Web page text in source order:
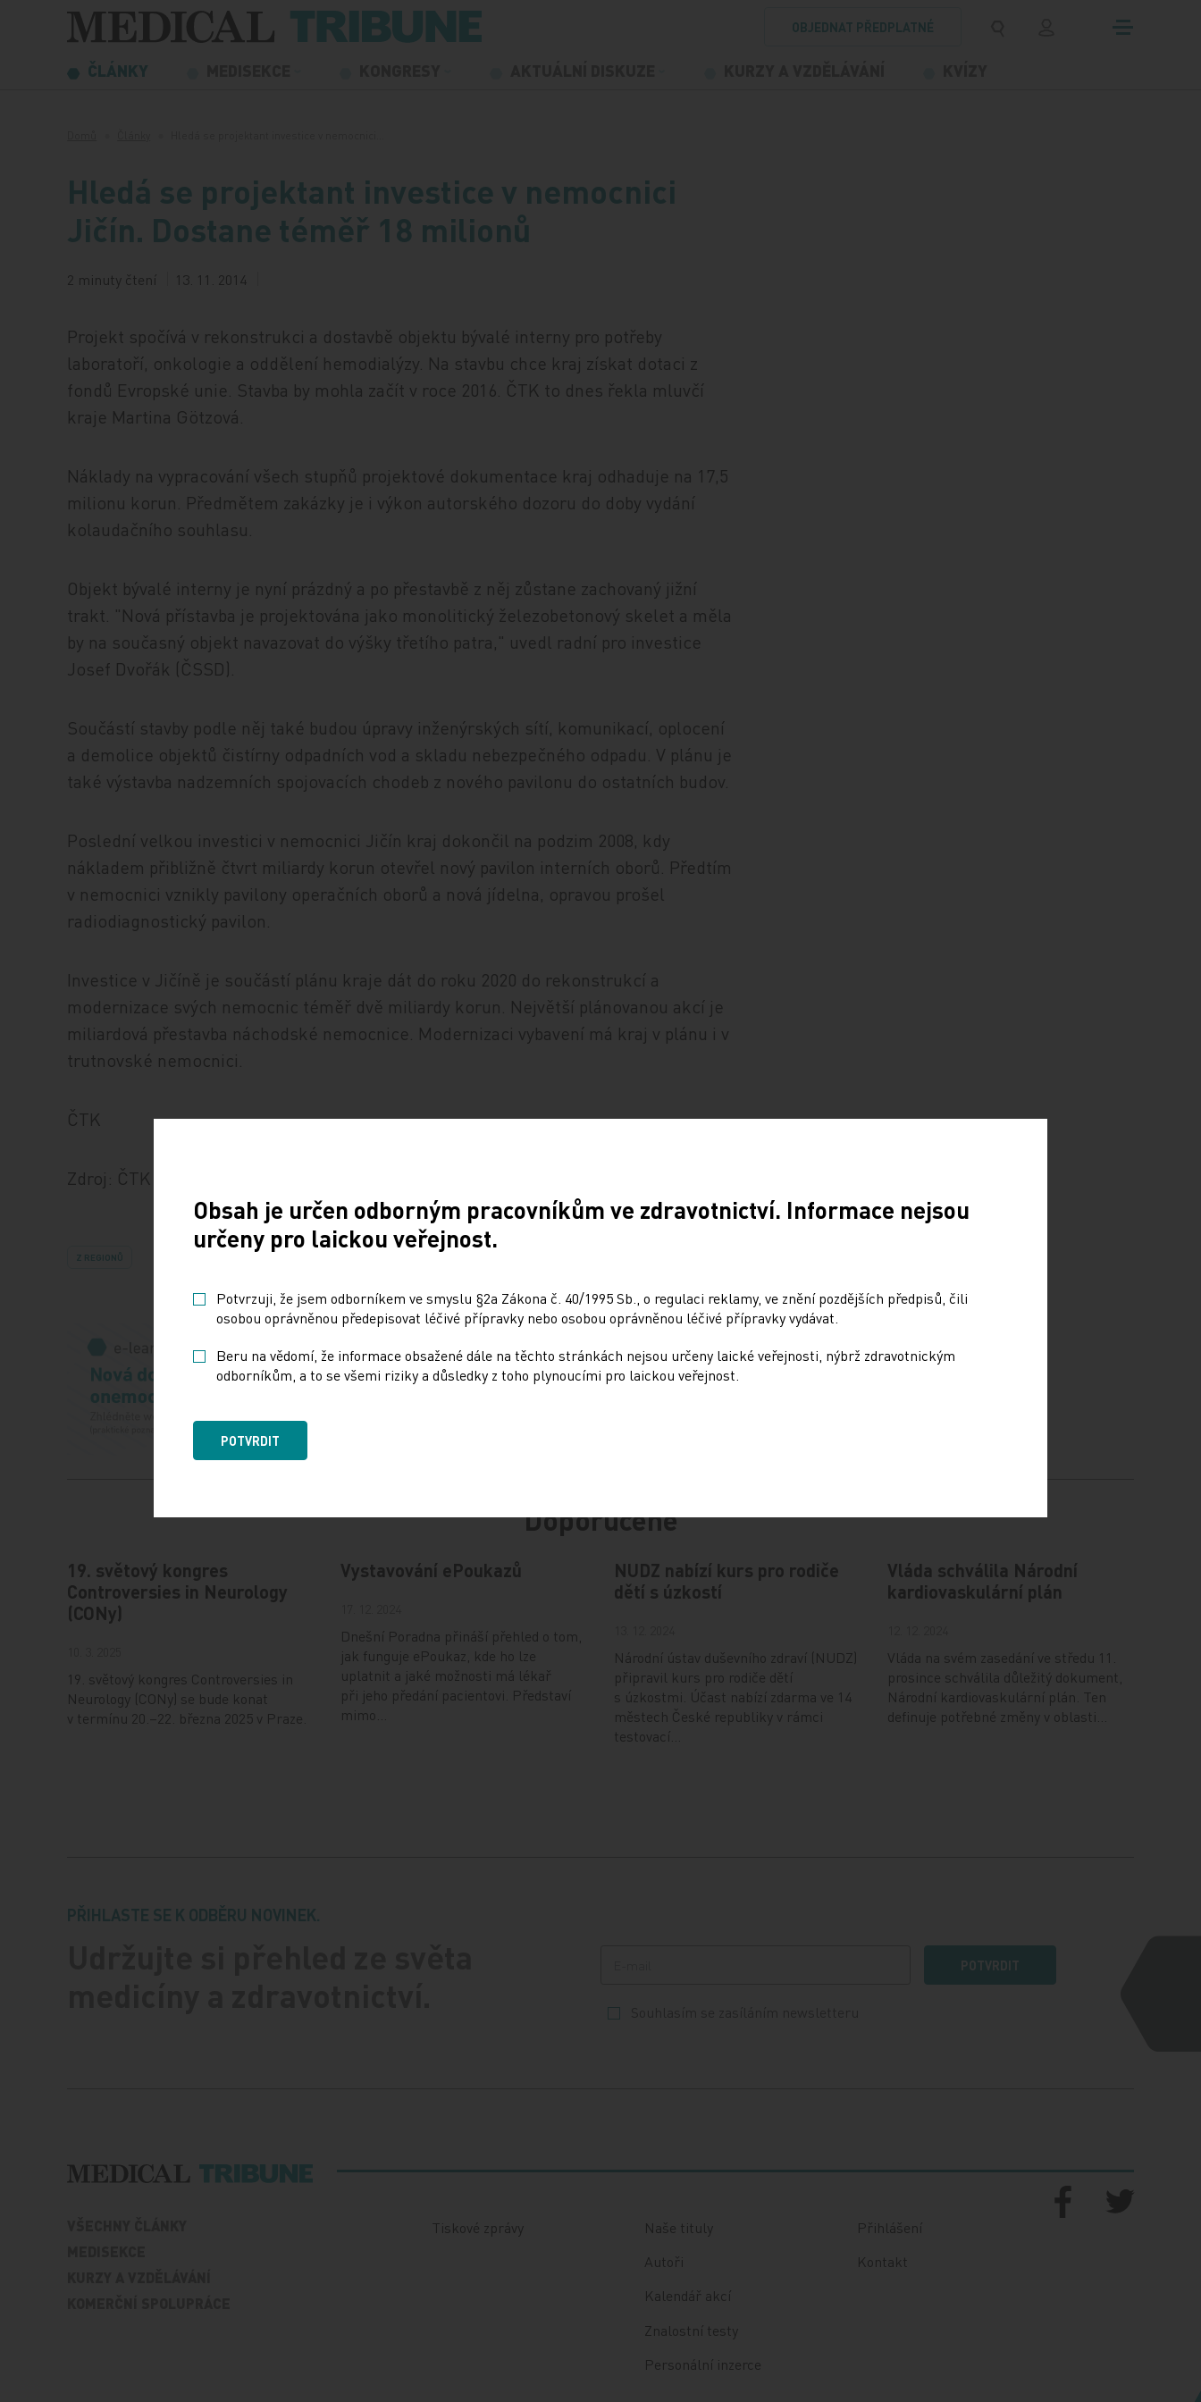
Přeskočit na obsah
OBJEDNAT PŘEDPLATNÉ
ČLÁNKY
Hledá se projektant investice v nemocnici
Jičín. Dostane téměř 18 milionů
2 minuty čtení 13. 11. 2014
Projekt spočívá v rekonstrukci a dostavbě objektu bývalé interny pro potřeby
laboratoří, onkologie a oddělení hemodialýzy. Na stavbu chce kraj získat dotaci z
fondů Evropské unie. Stavba by mohla začít v roce 2016. ČTK to dnes řekla mluvčí
kraje Martina Götzová.
Náklady na vypracování všech stupňů projektové dokumentace kraj odhaduje na 17,5
milionu korun. Předmětem zakázky je i výkon autorského dozoru do doby vydání
kolaudačního souhlasu.
Objekt bývalé interny je nyní prázdný a po přestavbě z něj zůstane zachovaný jižní
trakt. "Nová přístavba je projektována jako monolitický železobetonový skelet a měla
by na současný objekt navazovat do výšky třetího patra," uvedl radní pro investice
Josef Dvořák (ČSSD).
Součástí stavby podle něj také budou úpravy inženýrských sítí, komunikací, oplocení
a demolice objektů čistírny odpadních vod a skladu nebezpečného odpadu. V plánu je
také výstavba nadzemních spojovacích chodeb z nového pavilonu do ostatních budov.
Poslední velkou investici v nemocnici Jičín kraj dokončil na podzim 2008, kdy
nákladem přibližně čtvrt miliardy korun otevřel nový pavilon interních oborů. Předtím
v nemocnici vznikly pavilony operačních oborů a nová jídelna, opravou prošel
radiodiagnostický pavilon.
Investice v Jičíně je součástí plánu kraje dát do roku 2020 do rekonstrukcí a
modernizace svých nemocnic téměř dvě miliardy korun. Největší plánovanou akcí je
miliardová přestavba náchodské nemocnice. Modernizaci vybavení má kraj v plánu i v
trutnovské nemocnici.
ČTK
Zdroj: ČTK
Z REGIONŮ Sdílejte článek
Doporučené
19. světový kongres
Controversies in Neurology
(CONy)
19. světový kongres Controversies in
Neurology (CONy) se bude konat
v termínu 20.–22. března 2025 v Praze.
Vystavování ePoukazů
Dnešní Poradna přináší přehled o tom,
jak funguje ePoukaz, kde ho lze
uplatnit a jaké možnosti má lékař
při jeho předání pacientovi. Představí
mimo…
NUDZ nabízí kurs pro rodiče
dětí s úzkostí
Národní ústav duševního zdraví (NUDZ)
připravil kurs pro rodiče dětí
s úzkostmi. Účast nabízí zdarma ve 14
městech České republiky v rámci
testovací…
Vláda schválila Národní
kardiovaskulární plán
Vláda na svém zasedání ve středu 11.
prosince schválila důležitý dokument,
Národní kardiovaskulární plán. Ten
definuje potřebné změny v oblasti…
PŘIHLASTE SE K ODBĚRU NOVINEK.
POTVRDIT
Tiskové zprávy
Naše tituly
Autoři
Kalendář akcí
Znalostní testy
Personální inzerce
Přihlášení
Kontakt
Obsah je určen odborným pracovníkům ve zdravotnictví. Informace nejsou
určeny pro laickou veřejnost.
Potvrzuji, že jsem odborníkem ve smyslu §2a Zákona č. 40/1995 Sb., o regulaci reklamy, ve znění pozdějších předpisů, čili
osobou oprávněnou předepisovat léčivé přípravky nebo osobou oprávněnou léčivé přípravky vydávat.
Beru na vědomí, že informace obsažené dále na těchto stránkách nejsou určeny laické veřejnosti, nýbrž zdravotnickým
odborníkům, a to se všemi riziky a důsledky z toho plynoucími pro laickou veřejnost.
POTVRDIT